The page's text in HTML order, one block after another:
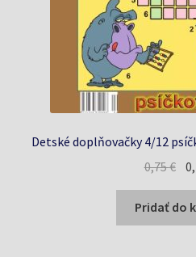
Detské doplňovačky 4/12
0,75€
Pridať do